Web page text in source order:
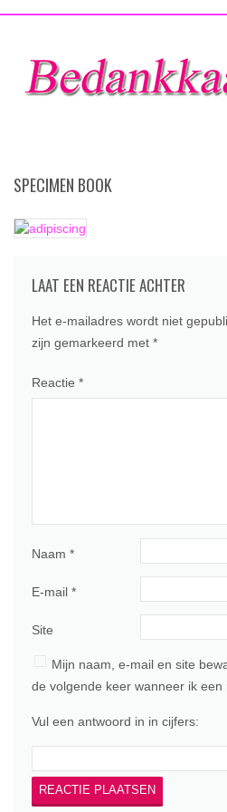
SPECIMEN BOOK
LAAT EEN REACTIE ACHTER
Het e-mailadres wordt niet
zijn gemarkeerd met *
Reactie *
Naam *
E-mail *
Site
Mijn naam, e-mail en site
de volgende keer wanneer ik een
Vul een antwoord in in cijfers: